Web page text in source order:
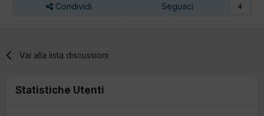
Condividi Seguaci 4
Vai alla lista discussioni
Statistiche Utenti